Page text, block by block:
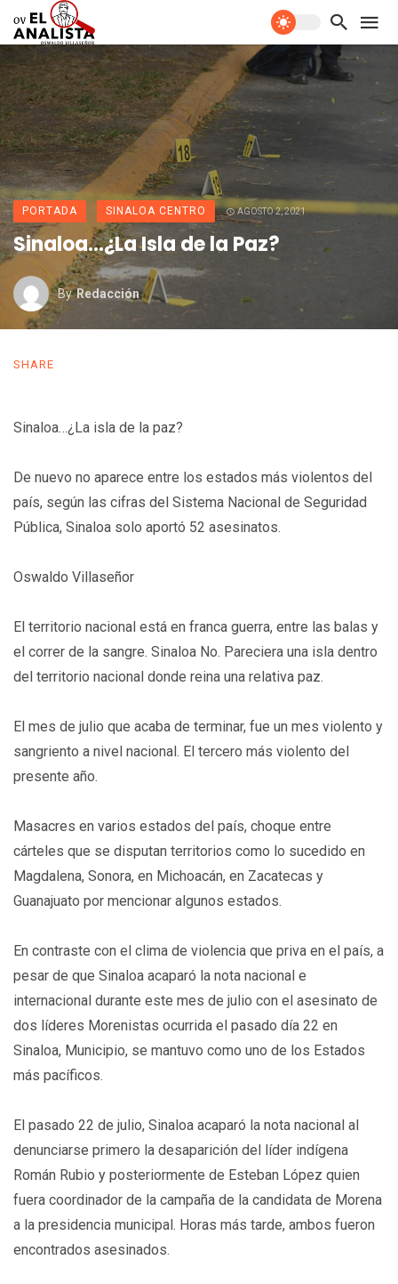
PORTADA SINALOA CENTRO AGOSTO 2, 2021
Sinaloa…¿La Isla de la Paz?
By Redacción
SHARE
Sinaloa…¿La isla de la paz?
De nuevo no aparece entre los estados más violentos del
país, según las cifras del Sistema Nacional de Seguridad
Pública, Sinaloa solo aportó 52 asesinatos.
Oswaldo Villaseñor
El territorio nacional está en franca guerra, entre las balas y
el correr de la sangre. Sinaloa No. Pareciera una isla dentro
del territorio nacional donde reina una relativa paz.
El mes de julio que acaba de terminar, fue un mes violento y
sangriento a nivel nacional. El tercero más violento del
presente año.
Masacres en varios estados del país, choque entre
cárteles que se disputan territorios como lo sucedido en
Magdalena, Sonora, en Michoacán, en Zacatecas y
Guanajuato por mencionar algunos estados.
En contraste con el clima de violencia que priva en el país, a
pesar de que Sinaloa acaparó la nota nacional e
internacional durante este mes de julio con el asesinato de
dos líderes Morenistas ocurrida el pasado día 22 en
Sinaloa, Municipio, se mantuvo como uno de los Estados
más pacíficos.
El pasado 22 de julio, Sinaloa acaparó la nota nacional al
denunciarse primero la desaparición del líder indígena
Román Rubio y posteriormente de Esteban López quien
fuera coordinador de la campaña de la candidata de Morena
a la presidencia municipal. Horas más tarde, ambos fueron
encontrados asesinados.